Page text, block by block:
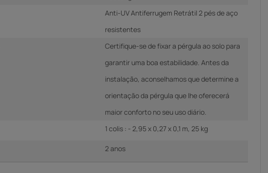
Anti-UV Antiferrugem Retrátil 2 pés de aço
resistentes
Certifique-se de fixar a pérgula ao solo para
garantir uma boa estabilidade. Antes da
instalação, aconselhamos que determine a
orientação da pérgula que lhe oferecerá
maior conforto no seu uso diário.
1 colis : - 2,95 x 0,27 x 0,1 m, 25 kg
2 anos